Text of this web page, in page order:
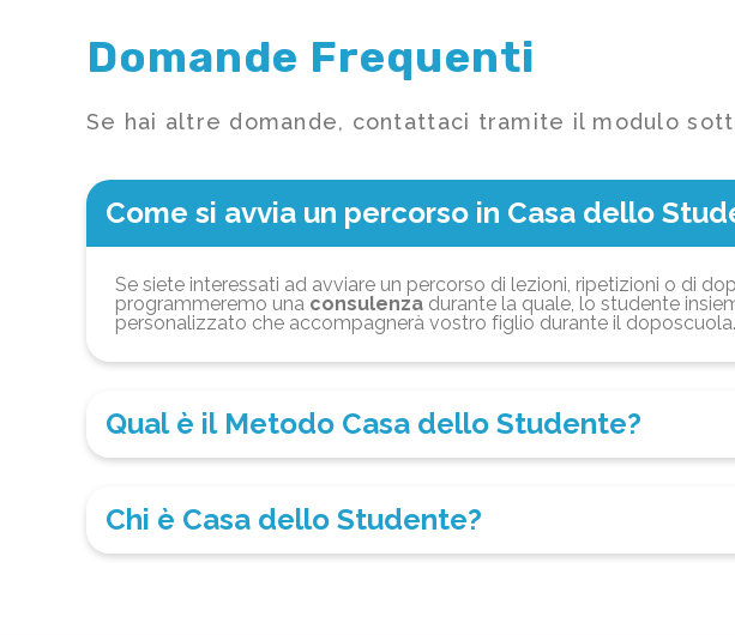
Domande Frequenti
Se hai altre domande, contattaci tramite il modulo
Come si avvia un percorso in Casa dello
Se siete interessati ad avviare un percorso di lezioni, ripetizioni o di
programmeremo una consulenza durante la quale, lo studente
personalizzato che accompagnerà vostro figlio durante il doposcuola.
Qual è il Metodo Casa dello Studente?
Chi è Casa dello Studente?